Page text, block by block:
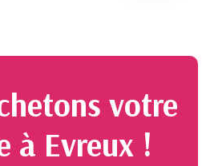
votre
à Evreux !